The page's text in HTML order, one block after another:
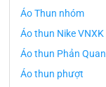
Áo Thun nhóm
Áo thun Nike VNXK
Áo thun Phản
Áo thun phượt